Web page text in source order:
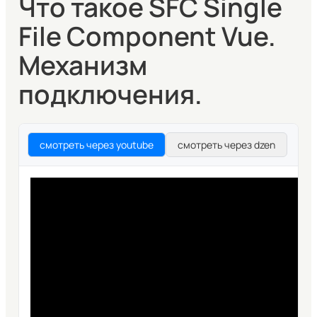
File Component Vue.
Механизм
подключения.
смотреть через youtube смотреть через dzen